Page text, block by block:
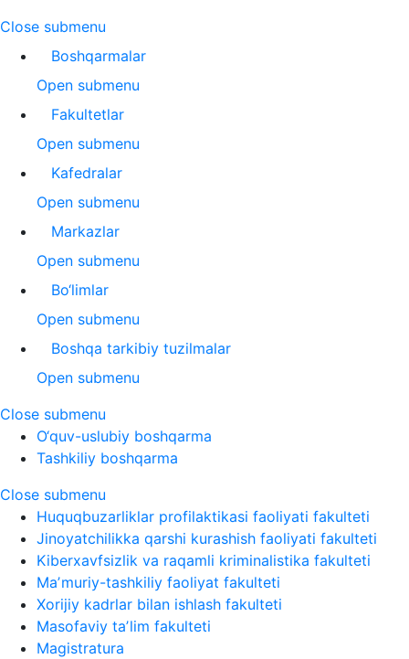
Close submenu
Boshqarmalar
Open submenu
Fakultetlar
Open submenu
Kafedralar
Open submenu
Markazlar
Open submenu
Bo‘limlar
Open submenu
Boshqa tarkibiy tuzilmalar
Open submenu
Close submenu
O‘quv-uslubiy boshqarma
Tashkiliy boshqarma
Close submenu
Huquqbuzarliklar profilaktikasi faoliyati fakulteti
Jinoyatchilikka qarshi kurashish faoliyati fakulteti
Kiberxavfsizlik va raqamli kriminalistika fakulteti
Maʼmuriy-tashkiliy faoliyat fakulteti
Xorijiy kadrlar bilan ishlash fakulteti
Masofaviy taʼlim fakulteti
Magistratura